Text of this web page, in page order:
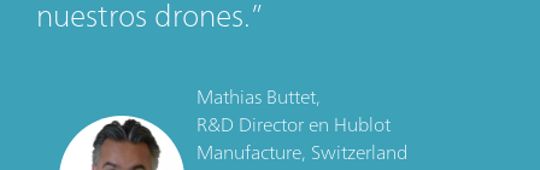
nuestros drones.
Mathias Buttet,
R&D Directoren Hublot
Manufacture, Switzerland